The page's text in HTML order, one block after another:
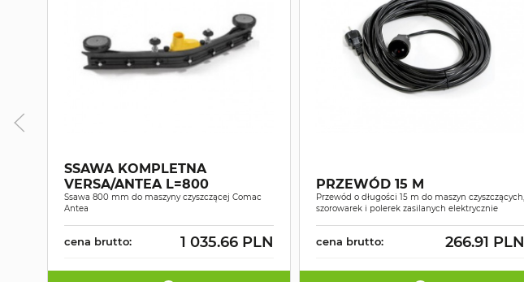
SSAWA KOMPLETNA
VERSA/ANTEA L=800
Ssawa 800 mm do maszyny czyszczącej Comac
Antea
cena brutto: 1 035.66 PLN
PRZEWÓD 15 M
Przewód o długości 15 m do maszyn czyszczących,
szorowarek i polerek zasilanych elektrycznie
cena brutto: 266.91 PLN